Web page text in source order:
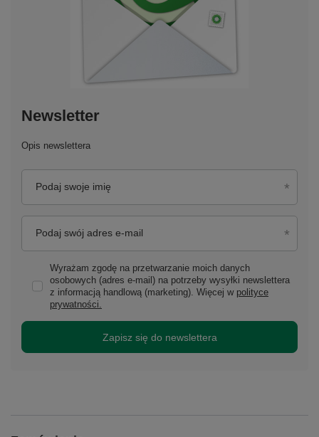
Newsletter
Opis newslettera
Podaj swoje imię
Podaj swój adres e-mail
Wyrażam zgodę na przetwarzanie moich danych
osobowych (adres e-mail) na potrzeby wysyłki newslettera
z informacją handlową (marketing). Więcej w polityce
prywatności.
Zapisz się do newslettera